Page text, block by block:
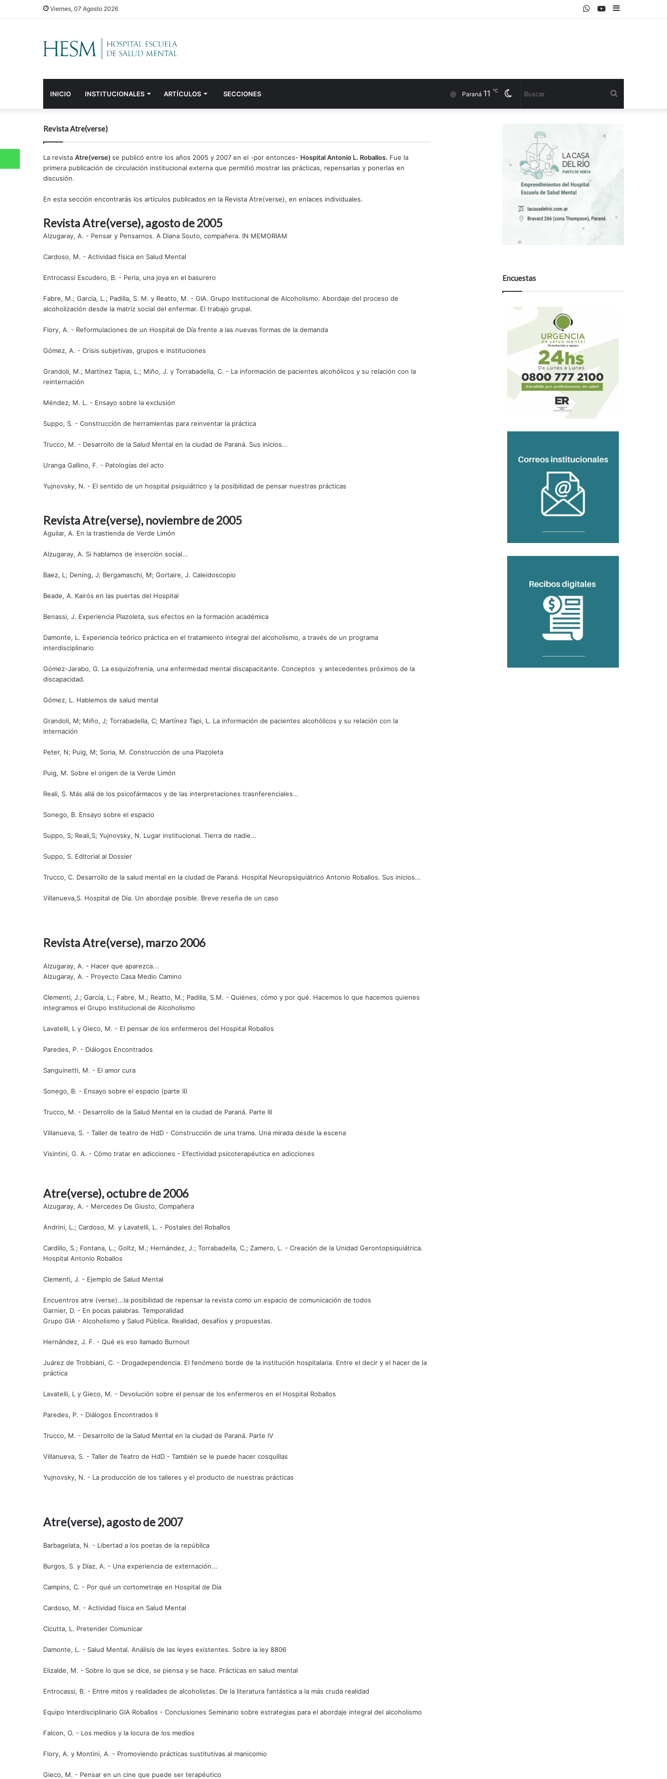
Viernes, 07 Agosto 2026 Youtube
WhatsApp
INICIO INSTITUCIONALES ARTÍCULOS SECCIONES Cambiar
Paraná 11 ℃
Revista Atre(verse)
La revista Atre(verse) se publicó entre los años 2005 y 2007 en el -por entonces- Hospital Antonio L. Roballos. Fue la
primera publicación de circulación institucional externa que permitió mostrar las prácticas, repensarlas y ponerlas en
discusión.
En esta sección encontrarás los artículos publicados en la Revista Atre(verse), en enlaces individuales.
Revista Atre(verse), agosto de 2005
Alzugaray, A. - Pensar y Pensarnos. A Diana Souto, compañera. IN MEMORIAM
Cardoso, M. - Actividad física en Salud Mental
Entrocassi Escudero, B. - Perla, una joya en el basurero
Fabre, M.; García, L.; Padilla, S. M. y Reatto, M. - GIA. Grupo Institucional de Alcoholismo. Abordaje del proceso de
alcoholización desde la matriz social del enfermar. El trabajo grupal.
Flory, A. - Reformulaciones de un Hospital de Día frente a las nuevas formas de la demanda
Gómez, A. - Crisis subjetivas, grupos e instituciones
Grandoli, M.; Martínez Tapia, L.; Miño, J. y Torrabadella, C. - La información de pacientes alcohólicos y su relación con la
reinternación
Méndez, M. L. - Ensayo sobre la exclusión
Suppo, S. - Construcción de herramientas para reinventar la práctica
Trucco, M. - Desarrollo de la Salud Mental en la ciudad de Paraná. Sus inicios...
Uranga Gallino, F. - Patologías del acto
Yujnovsky, N. - El sentido de un hospital psiquiátrico y la posibilidad de pensar nuestras prácticas
Revista Atre(verse), noviembre de 2005
Aguilar, A. En la trastienda de Verde Limón
Alzugaray, A. Si hablamos de inserción social...
Baez, L; Dening, J; Bergamaschi, M; Gortaire, J. Caleidoscopio
Beade, A. Kairós en las puertas del Hospital
Benassi, J. Experiencia Plazoleta, sus efectos en la formación académica
Damonte, L. Experiencia teórico práctica en el tratamiento integral del alcoholismo, a través de un programa
interdisciplinario
Gómez-Jarabo, G. La esquizofrenia, una enfermedad mental discapacitante. Conceptos y antecedentes próximos de la
discapacidad.
Gómez, L. Hablemos de salud mental
Grandoli, M; Miño, J; Torrabadella, C; Martínez Tapi, L. La información de pacientes alcohólicos y su relación con la
internación
Peter, N; Puig, M; Soria, M. Construcción de una Plazoleta
Puig, M. Sobre el origen de la Verde Limón
Reali, S. Más allá de los psicofármacos y de las interpretaciones trasnferenciales...
Sonego, B. Ensayo sobre el espacio
Suppo, S; Reali,S; Yujnovsky, N. Lugar institucional. Tierra de nadie...
Suppo, S. Editorial al Dossier
Trucco, C. Desarrollo de la salud mental en la ciudad de Paraná. Hospital Neuropsiquiátrico Antonio Roballos. Sus inicios...
Villanueva,S. Hospital de Día. Un abordaje posible. Breve reseña de un caso
Revista Atre(verse), marzo 2006
Alzugaray, A. - Hacer que aparezca...
Alzugaray, A. - Proyecto Casa Medio Camino
Clementi, J.; García, L.; Fabre, M.; Reatto, M.; Padilla, S.M. - Quiénes, cómo y por qué. Hacemos lo que hacemos quienes
integramos el Grupo Institucional de Alcoholismo
Lavatelli, L y Gieco, M. - El pensar de los enfermeros del Hospital Roballos
Paredes, P. - Diálogos Encontrados
Sanguinetti, M. - El amor cura
Sonego, B. - Ensayo sobre el espacio (parte II)
Trucco, M. - Desarrollo de la Salud Mental en la ciudad de Paraná. Parte III
Villanueva, S. - Taller de teatro de HdD - Construcción de una trama. Una mirada desde la escena
Visintini, G. A. - Cómo tratar en adicciones - Efectividad psicoterapéutica en adicciones
Atre(verse), octubre de 2006
Alzugaray, A. - Mercedes De Giusto, Compañera
Andrini, L.; Cardoso, M. y Lavatelli, L. - Postales del Roballos
Cardillo, S.; Fontana, L.; Goltz, M.; Hernández, J.; Torrabadella, C.; Zamero, L. - Creación de la Unidad Gerontopsiquiátrica.
Hospital Antonio Roballos
Clementi, J. - Ejemplo de Salud Mental
Encuentros atre (verse)...la posibilidad de repensar la revista como un espacio de comunicación de todos
Garnier, D. - En pocas palabras. Temporalidad
Grupo GIA - Alcoholismo y Salud Pública. Realidad, desafíos y propuestas.
Hernández, J. F. - Qué es eso llamado Burnout
Juárez de Trobbiani, C. - Drogadependencia. El fenómeno borde de la institución hospitalaria. Entre el decir y el hacer de la
práctica
Lavatelli, L y Gieco, M. - Devolución sobre el pensar de los enfermeros en el Hospital Roballos
Paredes, P. - Diálogos Encontrados II
Trucco, M. - Desarrollo de la Salud Mental en la ciudad de Paraná. Parte IV
Villanueva, S. - Taller de Teatro de HdD - También se le puede hacer cosquillas
Yujnovsky, N. - La producción de los talleres y el producto de nuestras prácticas
Atre(verse), agosto de 2007
Barbagelata, N. - Libertad a los poetas de la repúbilca
Burgos, S. y Díaz, A. - Una experiencia de externación...
Campins, C. - Por qué un cortometraje en Hospital de Día
Cardoso, M. - Actividad física en Salud Mental
Cicutta, L. Pretender Comunicar
Damonte, L. - Salud Mental. Análisis de las leyes existentes. Sobre la ley 8806
Elizalde, M. - Sobre lo que se dice, se piensa y se hace. Prácticas en salud mental
Entrocassi, B. - Entre mitos y realidades de alcoholistas. De la literatura fantástica a la más cruda realidad
Equipo Interdisciplinario GIA Roballos - Conclusiones Seminario sobre estrategias para el abordaje integral del alcoholismo
Falcon, O. - Los medios y la locura de los medios
Flory, A. y Montini, A. - Promoviendo prácticas sustitutivas al manicomio
Gieco, M. - Pensar en un cine que puede ser terapéutico
Encuestas
WhatsApp